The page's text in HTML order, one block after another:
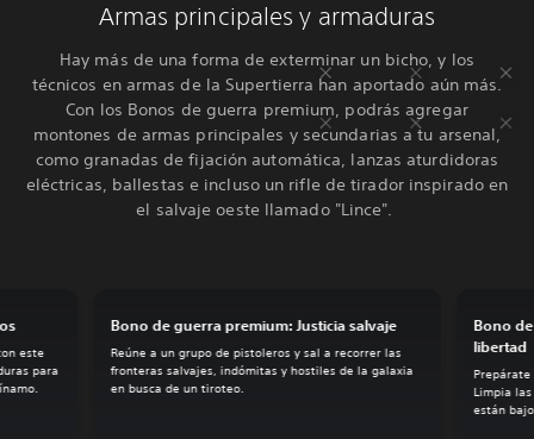
Armas principales y armaduras
Hay más de una forma de exterminar un bicho, y los
técnicos en armas de la Supertierra han aportado aún más.
Con los Bonos de guerra premium, podrás agregar
montones de armas principales y secundarias a tu arsenal,
como granadas de fijación automática, lanzas aturdidoras
eléctricas, ballestas e incluso un rifle de tirador inspirado en
el salvaje oeste llamado "Lince".
Bono de guerra premium: Justicia salvaje
Reúne a un grupo de pistoleros y sal a recorrer las
fronteras salvajes, indómitas y hostiles de la galaxia
en busca de un tiroteo.
Bono
libertad
Limpia
están
este
para